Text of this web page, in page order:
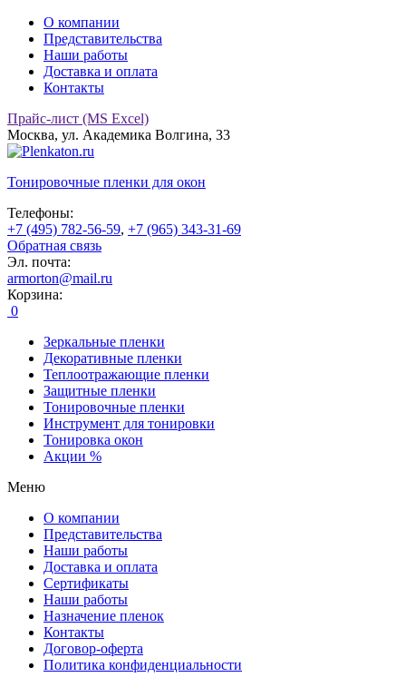
О компании
Представительства
Наши работы
Доставка и оплата
Контакты
Прайс-лист (MS Excel)
Москва, ул. Академика Волгина, 33
Тонировочные пленки для окон
Телефоны:
+7 (495) 782-56-59, +7 (965) 343-31-69
Обратная связь
Эл. почта:
armorton@mail.ru
Корзина:
0
Зеркальные пленки
Декоративные пленки
Теплоотражающие пленки
Защитные пленки
Тонировочные пленки
Инструмент для тонировки
Тонировка окон
Акции %
Меню
О компании
Представительства
Наши работы
Доставка и оплата
Сертификаты
Наши работы
Назначение пленок
Контакты
Договор-оферта
Политика конфиденциальности